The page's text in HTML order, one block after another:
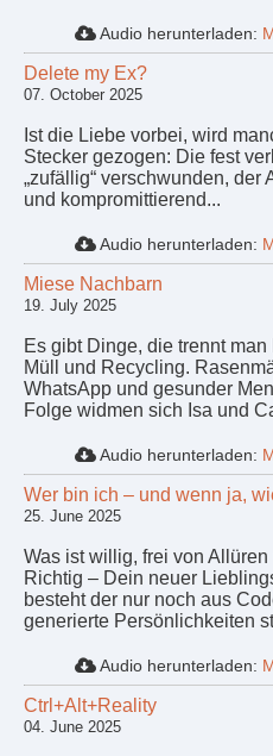
Audio herunterladen:
Delete my Ex?
07. October 2025
Ist die Liebe vorbei, wird
Stecker gezogen: Die fest
„zufällig“ verschwunden,
und kompromittierend...
Audio herunterladen:
Miese Nachbarn
19. July 2025
Es gibt Dinge, die trennt
Müll und Recycling.
WhatsApp und gesunder
Folge widmen sich Isa und
Audio herunterladen:
Wer bin ich – und wenn ja,
25. June 2025
Was ist willig, frei von
Richtig – Dein neuer
besteht der nur noch aus
generierte Persönlichkeiten
Audio herunterladen:
Ctrl+Alt+Reality
04. June 2025